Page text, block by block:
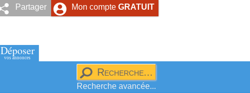
Mon compte GRATUIT
Partager
Déposer
vos annonces
Recherche avancée...